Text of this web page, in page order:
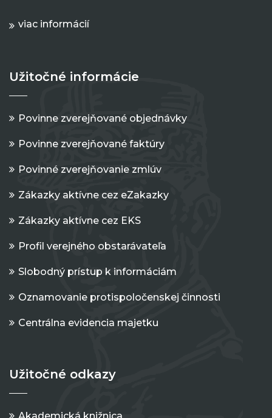
viac informácií
Užitočné informácie
Povinne zverejňované objednávky
Povinne zverejňované faktúry
Povinné zverejňovanie zmlúv
Zákazky aktívne cez eZakazky
Zákazky aktívne cez EKS
Profil verejného obstarávateľa
Slobodný prístup k informáciám
Oznamovanie protispoločenskej činnosti
Centrálna evidencia majetku
Užitočné odkazy